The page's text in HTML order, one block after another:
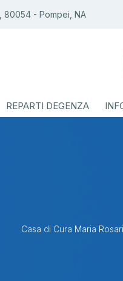
80054 - Pompei, NA
REPARTI DEGENZA
Casa di Cura Maria